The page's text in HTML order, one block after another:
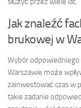
Jak znaleźć
brukowej w
Wybór odpowiedniego
Warszawie może
zainwestować czas w
takie zadanie